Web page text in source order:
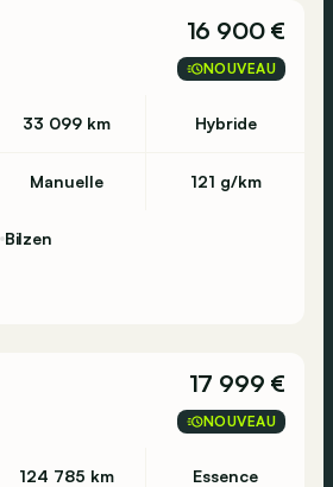
16 900 €
NOUVEAU
33 099 km Hybride
Manuelle 121 g/km
Bilzen
17 999 €
NOUVEAU
124 785 km Essence